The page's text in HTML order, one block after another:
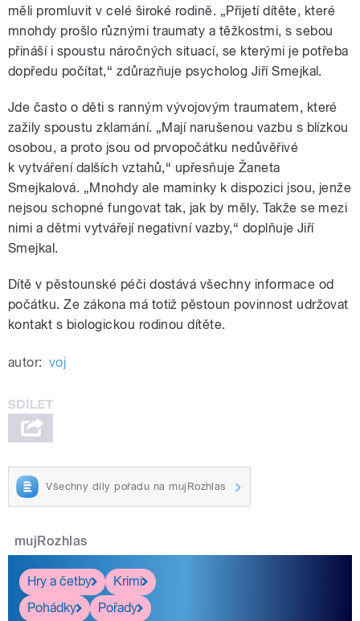
měli promluvit v celé široké rodině. „Přijetí dítěte, které
mnohdy prošlo různými traumaty a těžkostmi, s sebou
přináší i spoustu náročných situací, se kterými je potřeba
dopředu počítat,“ zdůrazňuje psycholog Jiří Smejkal.
Jde často o děti s ranným vývojovým traumatem, které
zažily spoustu zklamání. „Mají narušenou vazbu s blízkou
osobou, a proto jsou od prvopočátku nedůvěřivé
k vytváření dalších vztahů,“ upřesňuje Žaneta
Smejkalová. „Mnohdy ale maminky k dispozici jsou, jenže
nejsou schopné fungovat tak, jak by měly. Takže se mezi
nimi a dětmi vytvářejí negativní vazby,“ doplňuje Jiří
Smejkal.
Dítě v pěstounské péči dostává všechny informace od
počátku. Ze zákona má totiž pěstoun povinnost udržovat
kontakt s biologickou rodinou dítěte.
autor: voj
Všechny díly pořadu na mujRozhlas
mujRozhlas
Hry a četby
Krimi
Pohádky
Pořady